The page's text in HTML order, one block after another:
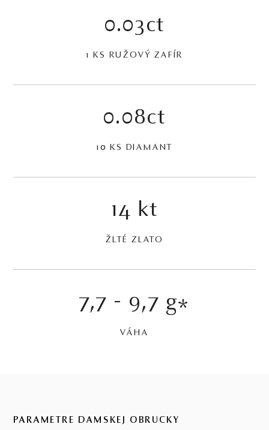
0.03ct
1 KS RUŽOVÝ ZAFÍR
0.08ct
10 KS DIAMANT
14 kt
ŽLTÉ ZLATO
7,7 - 9,7 g*
VÁHA
PARAMETRE DÁMSKEJ OBRÚČKY